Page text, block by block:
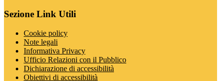
Sezione Link Utili
Cookie policy
Note legali
Informativa Privacy
Ufficio Relazioni con il Pubblico
Dichiarazione di accessibilità
Obiettivi di accessibilità